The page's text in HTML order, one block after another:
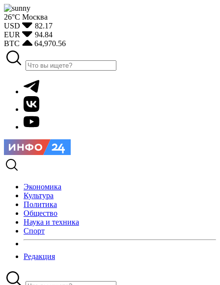
26°С Москва
USD
82.17
EUR
94.84
BTC
64,970.56
Экономика
Культура
Политика
Общество
Наука и техника
Спорт
Редакция